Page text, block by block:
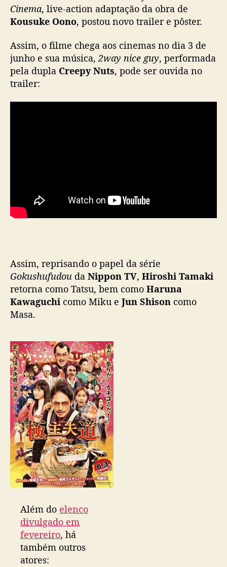
k
u
f
u
o
i
l
e
e
Cinema, live-action adaptação da obra de
Kousuke Oono, postou novo trailer e pôster.
Assim, o filme chega aos cinemas no dia 3 de
junho e sua música,2way nice guy, performada
pela dupla Creepy Nuts, pode ser ouvida no
trailer:
Assim, reprisando o papel da série
Gokushufudou da Nippon TV, Hiroshi Tamaki
retorna como Tatsu, bem como Haruna
Kawaguchi como Miku e Jun Shison como
Masa.
Além do elenco
divulgado em
fevereiro, há
também outros
atores: